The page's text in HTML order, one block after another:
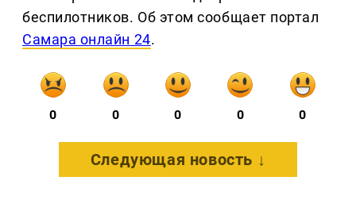
беспилотников. Об этом сообщает портал
Самара онлайн 24.
0 0 0 0 0
Следующая новость ↓